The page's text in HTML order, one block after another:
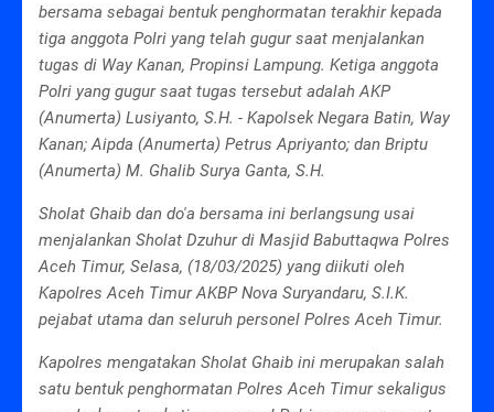
bersama sebagai bentuk penghormatan terakhir kepada
tiga anggota Polri yang telah gugur saat menjalankan
tugas di Way Kanan, Propinsi Lampung. Ketiga anggota
Polri yang gugur saat tugas tersebut adalah AKP
(Anumerta) Lusiyanto, S.H. - Kapolsek Negara Batin, Way
Kanan; Aipda (Anumerta) Petrus Apriyanto; dan Briptu
(Anumerta) M. Ghalib Surya Ganta, S.H.
Sholat Ghaib dan do'a bersama ini berlangsung usai
menjalankan Sholat Dzuhur di Masjid Babuttaqwa Polres
Aceh Timur, Selasa, (18/03/2025) yang diikuti oleh
Kapolres Aceh Timur AKBP Nova Suryandaru, S.I.K.
pejabat utama dan seluruh personel Polres Aceh Timur.
Kapolres mengatakan Sholat Ghaib ini merupakan salah
satu bentuk penghormatan Polres Aceh Timur sekaligus